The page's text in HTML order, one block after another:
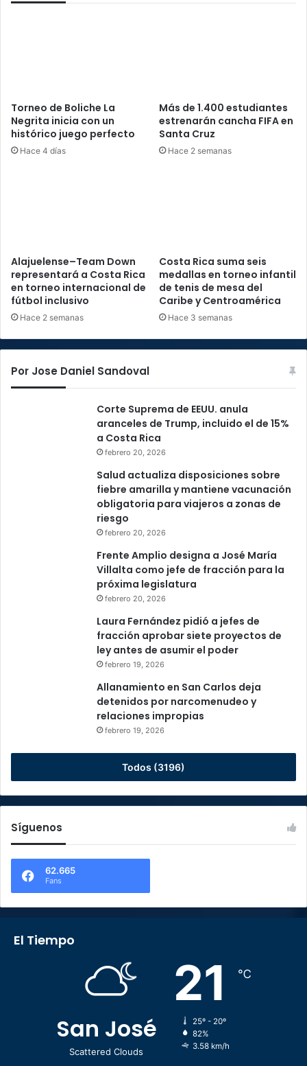
Torneo de Boliche La
Negrita inicia con un
histórico juego perfecto
Hace 4 días
Más de 1.400 estudiantes
estrenarán cancha FIFA en
Santa Cruz
Hace 2 semanas
Alajuelense–Team Down
representará a Costa Rica
en torneo internacional de
fútbol inclusivo
Hace 2 semanas
Costa Rica suma seis
medallas en torneo infantil
de tenis de mesa del
Caribe y Centroamérica
Hace 3 semanas
Por Jose Daniel Sandoval
Corte Suprema de EEUU. anula
aranceles de Trump, incluido el de 15%
a Costa Rica
febrero 20, 2026
Salud actualiza disposiciones sobre
fiebre amarilla y mantiene vacunación
obligatoria para viajeros a zonas de
riesgo
febrero 20, 2026
Frente Amplio designa a José María
Villalta como jefe de fracción para la
próxima legislatura
febrero 20, 2026
Laura Fernández pidió a jefes de
fracción aprobar siete proyectos de
ley antes de asumir el poder
febrero 19, 2026
Allanamiento en San Carlos deja
detenidos por narcomenudeo y
relaciones impropias
febrero 19, 2026
Todos (3196)
Síguenos
62.665
Fans
El Tiempo
San José
Scattered Clouds
21 ℃
25º - 20º
82%
3.58 km/h